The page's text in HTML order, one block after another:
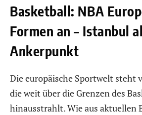
Basketball: NBA
Formen an – Istanbul
Ankerpunkt
Die europäische Sportwelt steht
die weit über die Grenzen des
hinausstrahlt. Wie aus aktuellen